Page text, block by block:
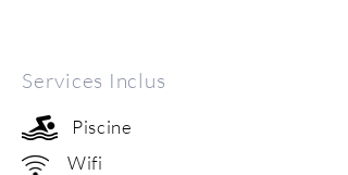
Services Inclus
Piscine
Wifi